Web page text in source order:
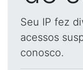
Seu IP fez
acessos
conosco.